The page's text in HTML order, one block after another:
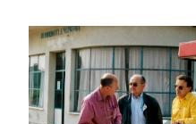
Détails